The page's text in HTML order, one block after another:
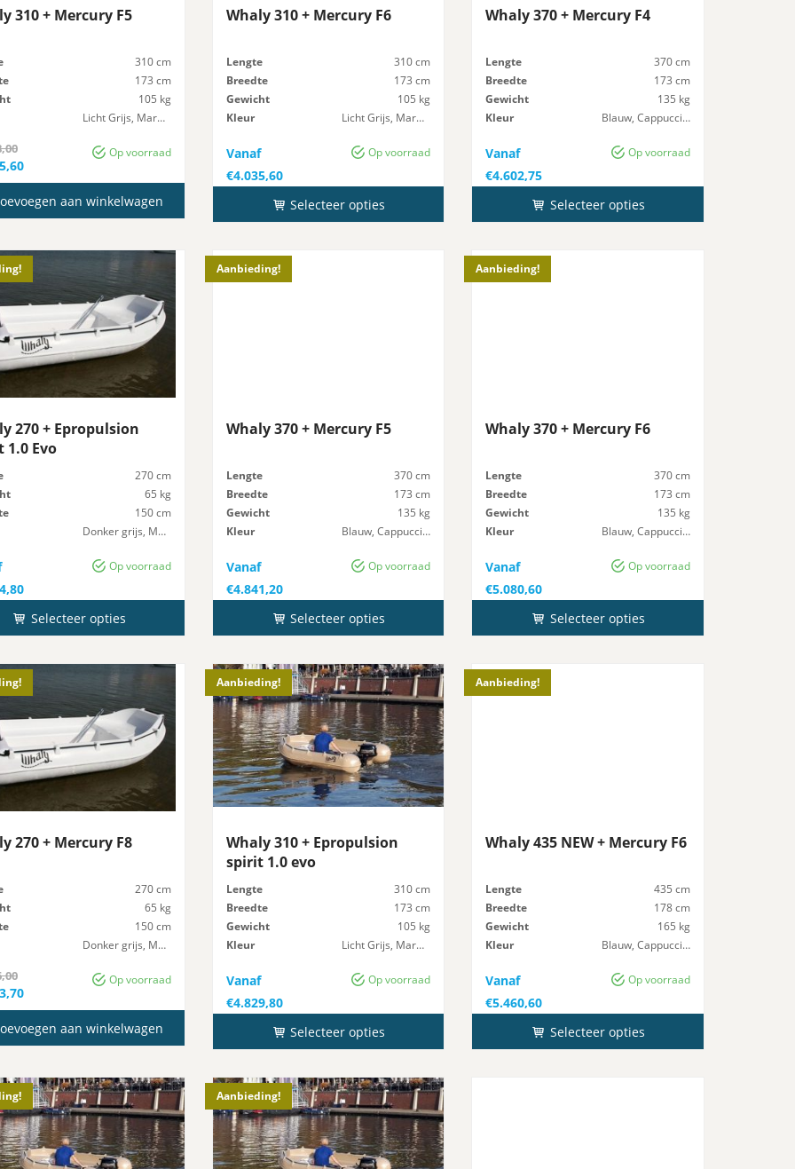
310 + Mercury F5
310 cm
173 cm
105 kg
Licht Grijs, Marmer
Op voorraad
aan winkelwagen
Whaly 310 + Mercury F6
Lengte
310 cm
Breedte
173 cm
Gewicht
105 kg
Kleur
Licht Grijs, Marmer
Op voorraad
Vanaf
€4.035,60
Selecteer opties
Whaly 370 + Mercury F4
Lengte
370 cm
Breedte
173 cm
Gewicht
135 kg
Kleur
Blauw, Cappuccino, Donker grijs, Geel, Groen, Licht Grijs, Oranje, Rood, Zwart
Op voorraad
Vanaf
€4.602,75
Selecteer opties
270 + Epropulsion
1.0 Evo
270 cm
65 kg
150 cm
Donker grijs, Marmer
Op voorraad
Selecteer opties
Aanbieding!
Whaly 370 + Mercury F5
Lengte
370 cm
Breedte
173 cm
Gewicht
135 kg
Kleur
Blauw, Cappuccino, Donker grijs, Geel, Groen, Licht Grijs, Oranje, Rood, Zwart
Op voorraad
Vanaf
€4.841,20
Selecteer opties
Aanbieding!
Whaly 370 + Mercury F6
Lengte
370 cm
Breedte
173 cm
Gewicht
135 kg
Kleur
Blauw, Cappuccino, Donker grijs, Geel, Groen, Licht Grijs, Oranje, Rood, Zwart
Op voorraad
Vanaf
€5.080,60
Selecteer opties
270 + Mercury F8
270 cm
65 kg
150 cm
Donker grijs, Marmer
Op voorraad
aan winkelwagen
Aanbieding!
Whaly 310 + Epropulsion
spirit 1.0 evo
Lengte
310 cm
Breedte
173 cm
Gewicht
105 kg
Kleur
Licht Grijs, Marmer
Op voorraad
Vanaf
€4.829,80
Selecteer opties
Aanbieding!
Whaly 435 NEW + Mercury F6
Lengte
435 cm
Breedte
178 cm
Gewicht
165 kg
Kleur
Blauw, Cappuccino, Donker grijs, Geel, Groen, Licht Grijs, Oranje, Rood, Zwart
Op voorraad
Vanaf
€5.460,60
Selecteer opties
Aanbieding!